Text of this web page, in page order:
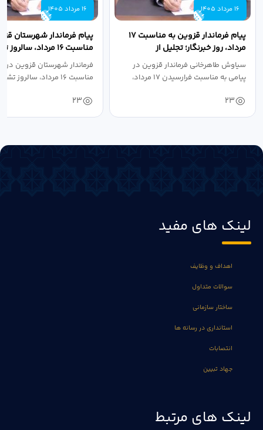
16 مرداد 1405
پیام فرماندار قزوین به مناسبت ۱۷
مرداد، روز خبرنگار؛ تجلیل از
طلایه‌داران...
سیاوش طاهرخانی فرماندار قزوین در
پیامی به مناسبت فرارسیدن ۱۷ مرداد،
23
16 مرداد 1405
پیام فرماندار شهرستان
مناسبت ۱۶ مرداد،
جهاد دانشگاهی
فرماندار شهرستان قزوین در
مناسبت ۱۶ مرداد، سالروز تشکیل جهاد...
23
لینک های مفید
اهداف و وظایف
سوالات متداول
ساختار سازمانی
استانداری در رسانه ها
انتصابات
جهاد تبیین
لینک های مرتبط